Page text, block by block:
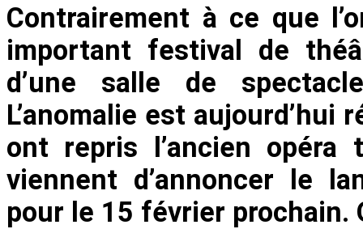
Contrairement à ce que
important festival de
d’une salle de
L’anomalie est
ont repris l’ancien opéra
viennent d’annoncer le
pour le 15 février prochain.